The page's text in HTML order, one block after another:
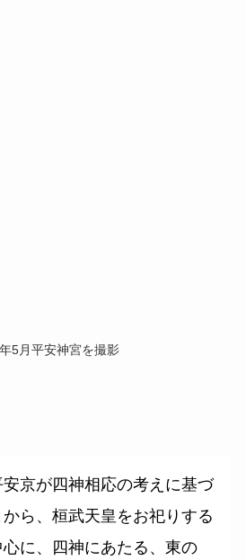
5月平安神宮を撮影
京が四神相応の考えに基づ
ら、桓武天皇をお祀りする
心に、四神にあたる、東の